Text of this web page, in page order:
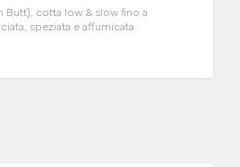
Butt), cotta low & slow fino a
speziata e affumicata